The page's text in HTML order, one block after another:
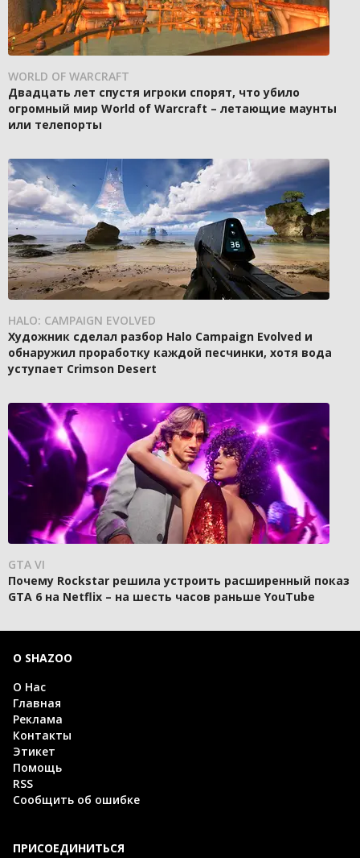
WORLD OF WARCRAFT
Двадцать лет спустя игроки спорят, что убило
огромный мир World of Warcraft – летающие маунты
или телепорты
HALO: CAMPAIGN EVOLVED
Художник сделал разбор Halo Campaign Evolved и
обнаружил проработку каждой песчинки, хотя вода
уступает Crimson Desert
GTA VI
Почему Rockstar решила устроить расширенный показ
GTA 6 на Netflix – на шесть часов раньше YouTube
О SHAZOO
О Нас
Главная
Реклама
Контакты
Этикет
Помощь
RSS
Сообщить об ошибке
ПРИСОЕДИНИТЬСЯ